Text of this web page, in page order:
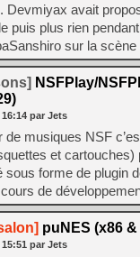
Devmiyax avait
puis plus rien
sur la
NSFPlay/
16:14 par Jets
musiques NSF
et cartouches)
sous forme de plugin
cours de
puNES (x86
15:51 par Jets